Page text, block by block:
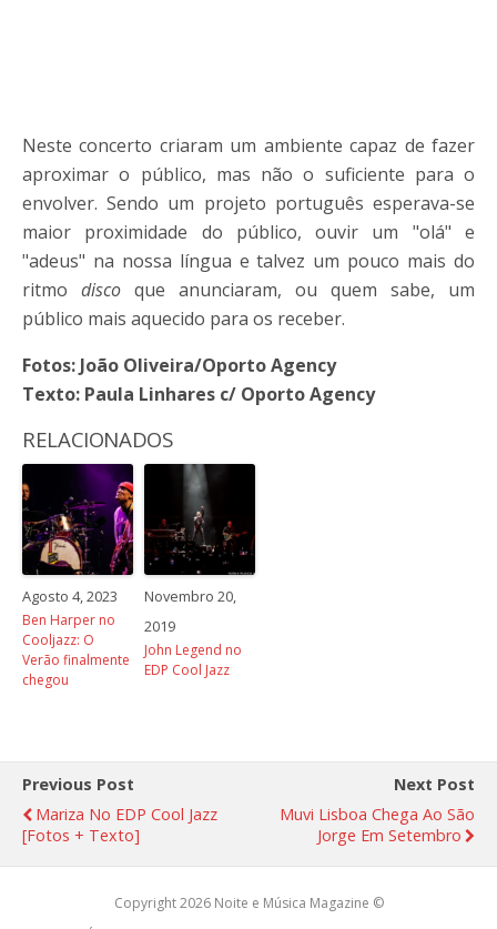
Neste concerto criaram um ambiente capaz de fazer
aproximar o público, mas não o suficiente para o
envolver. Sendo um projeto português esperava-se
maior proximidade do público, ouvir um "olá" e
"adeus" na nossa língua e talvez um pouco mais do
ritmo disco que anunciaram, ou quem sabe, um
público mais aquecido para os receber.
Fotos: João Oliveira/Oporto Agency
Texto: Paula Linhares c/ Oporto Agency
RELACIONADOS
Agosto 4, 2023
Ben Harper no
Cooljazz: O
Verão finalmente
chegou
Novembro 20,
2019
John Legend no
EDP Cool Jazz
Previous Post
Mariza No EDP Cool Jazz
[fotos + Texto]
Next Post
Muvi Lisboa Chega Ao São
Jorge Em Setembro
Copyright 2026 Noite e Música Magazine ©